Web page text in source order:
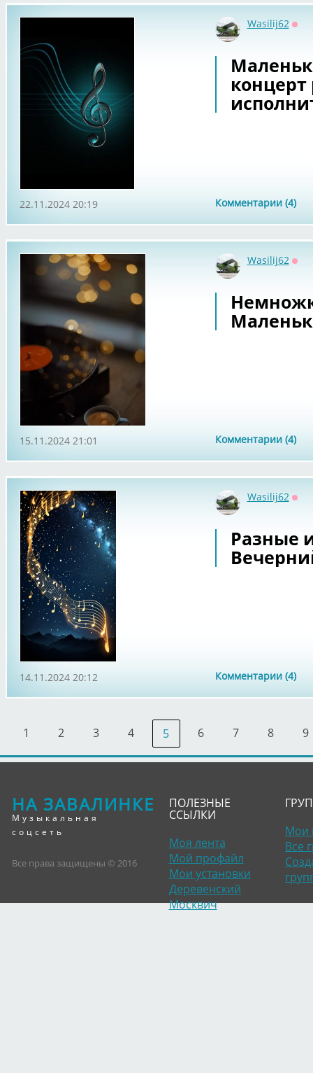
Wasilij62
Комментарии (4)
22.11.2024 20:19
Wasilij62
Комментарии (4)
15.11.2024 21:01
Wasilij62
Разные
Комментарии (4)
14.11.2024 20:12
1 2 3 4 5 6 7 8 9
НА ЗАВАЛИНКЕ
Музыкальная
соцсеть
Все права защищены © 2016
ПОЛЕЗНЫЕ
ССЫЛКИ
Моя лента
Мой профайл
Мои установки
Деревенский
Москвич
Мои
Все